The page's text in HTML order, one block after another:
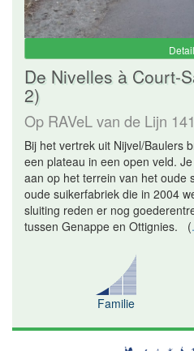
Detail
De Nivelles à Court-
2)
Op RAVeL van de Lijn 141
Bij het vertrek uit Nijvel/Baulers
een plateau in een open veld.
aan op het terrein van het oude
oude suikerfabriek die in 2004
sluiting reden er nog
tussen Genappe en Ottignies.
(
Familie